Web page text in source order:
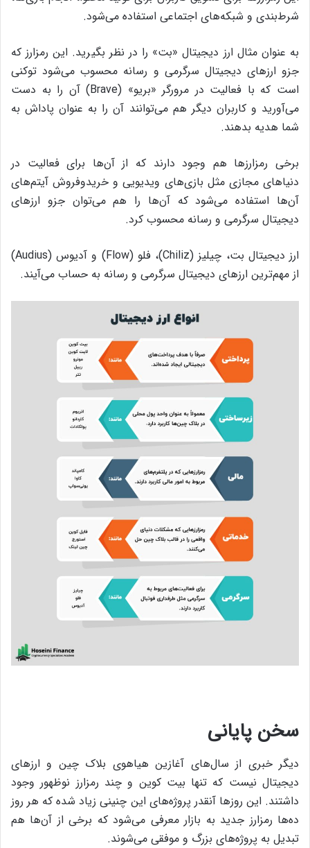
شرط‌بندی و شبکه‌های اجتماعی استفاده می‌شود.
به عنوان مثال ارز دیجیتال «بت» را در نظر بگیرید. این رمزارز که
جزو ارزهای دیجیتال سرگرمی و رسانه محسوب می‌شود توکنی
است که با فعالیت در مرورگر «بریو» (Brave) آن را به دست
می‌آورید و کاربران دیگر هم می‌توانند آن را به عنوان پاداش به
شما هدیه بدهند.
برخی رمزارزها هم وجود دارند که از آن‌ها برای فعالیت در
دنیاهای مجازی مثل بازی‌های ویدیویی و خریدوفروش آیتم‌های
آن‌ها استفاده می‌شود که آن‌ها را هم می‌توان جزو ارزهای
دیجیتال سرگرمی و رسانه محسوب کرد.
ارز دیجیتال بت، چیلیز (Chiliz)، فلو (Flow) و آدیوس (Audius)
از مهم‌ترین ارزهای دیجیتال سرگرمی و رسانه به حساب می‌آیند.
سخن پایانی
دیگر خبری از سال‌های آغازین هیاهوی بلاک چین و ارزهای
دیجیتال نیست که تنها بیت کوین و چند رمزارز نوظهور وجود
داشتند. این روزها آنقدر پروژه‌های این چنینی زیاد شده که هر روز
ده‌ها رمزارز جدید به بازار معرفی می‌شود که برخی از آن‌ها هم
تبدیل به پروژه‌های بزرگ و موفقی می‌شوند.